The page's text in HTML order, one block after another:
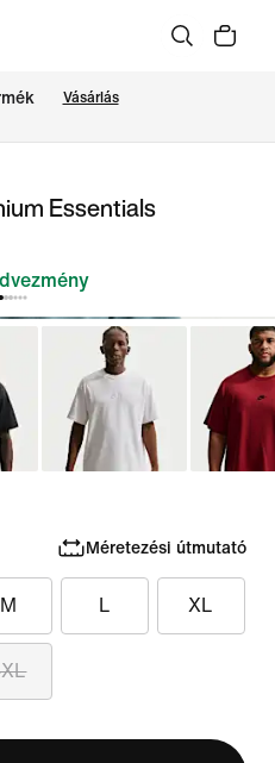
Vásárlás
Essentials
Méretezési útmutató
M L XL